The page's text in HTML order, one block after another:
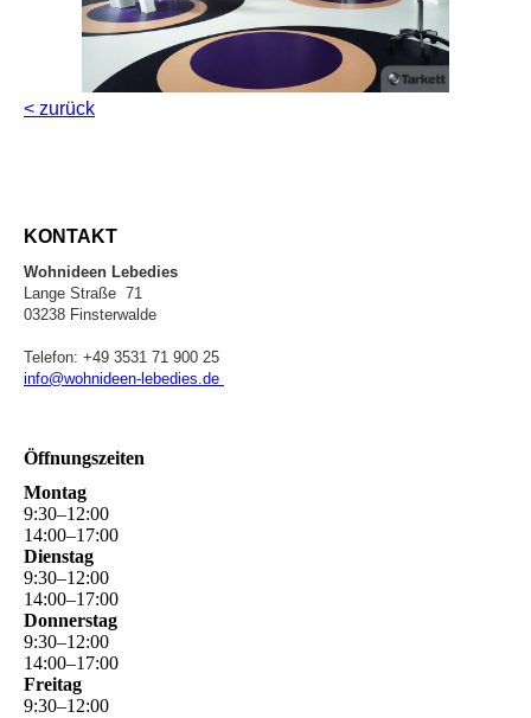
< zurück
KONTAKT
Wohnideen Lebedies
Lange Straße 71
03238 Finsterwalde
Telefon: +49 3531 71 900 25
info@wohnideen-lebedies.de
Öffnungszeiten
Montag
9:30–12:00
14:00–17:00
Dienstag
9:30–12:00
14:00–17:00
Donnerstag
9:30–12:00
14:00–17:00
Freitag
9:30–12:00